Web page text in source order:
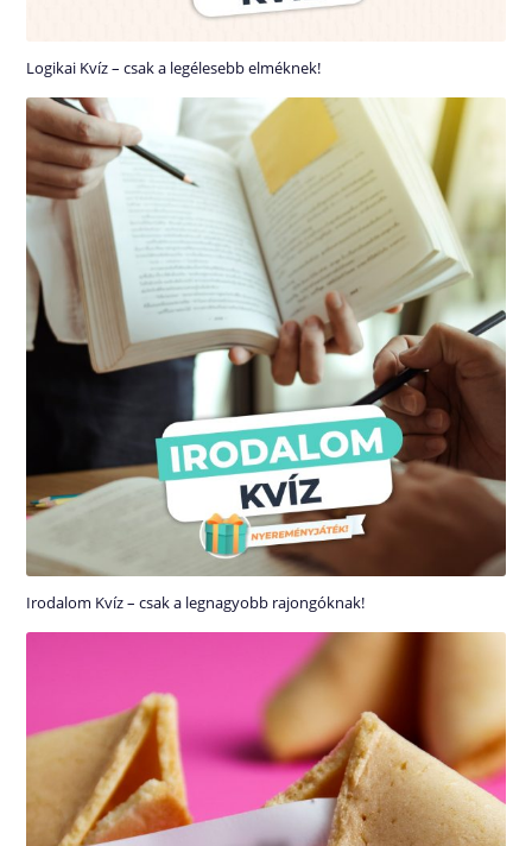
Logikai Kvíz – csak a legélesebb elméknek!
Irodalom Kvíz – csak a legnagyobb rajongóknak!